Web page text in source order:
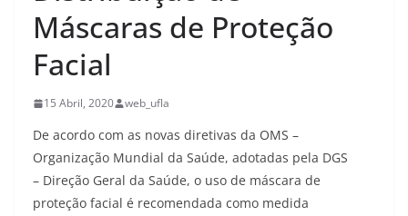
Máscaras de Proteção
Facial
15 Abril, 2020 web_ufla
De acordo com as novas diretivas da OMS –
Organização Mundial da Saúde, adotadas pela DGS
– Direção Geral da Saúde, o uso de máscara de
proteção facial é recomendada como medida